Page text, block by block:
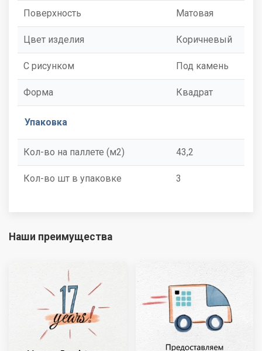
Поверхность Матовая
Цвет изделия Коричневый
С рисунком Под камень
Форма Квадрат
Упаковка
Кол-во на паллете (м2) 43,2
Кол-во шт в упаковке 3
Наши преимущества